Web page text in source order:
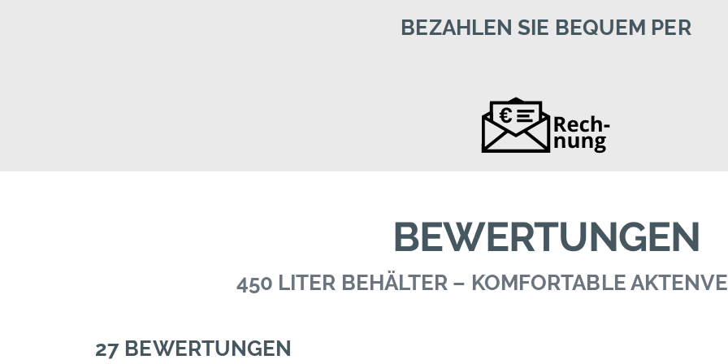
BEZAHLEN SIE BEQUEM PER
BEWERTUNGEN
450 LITER BEHÄLTER – KOMFORTABLE
27 BEWERTUNGEN